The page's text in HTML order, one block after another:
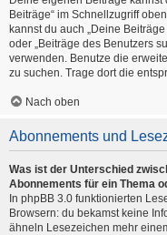
Beiträge“ im Schnellzugriff
kannst du auch „Deine
oder „Beiträge des Benutzers
verwenden. Benutze die
zu suchen. Trage dort die
Nach oben
Abonnements und
Was ist der Unterschied
Abonnements für ein Thema
In phpBB 3.0 funktionierten
Browsern: du bekamst keine
ähneln Lesezeichen mehr